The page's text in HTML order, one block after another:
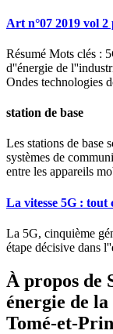
Art n°07 2019 vol
Résumé Mots clés :
d''énergie de
Ondes technologies
station de base
Les stations de base
systèmes de
entre les appareils
La vitesse 5G : tout
La 5G, cinquième
étape décisive dans
À propos de
énergie de la
Tomé-et-